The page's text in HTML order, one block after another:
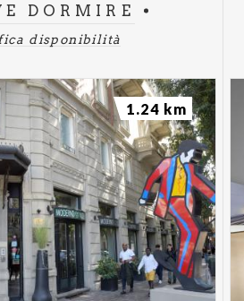
DORMIRE
disponibilità
1.24 km